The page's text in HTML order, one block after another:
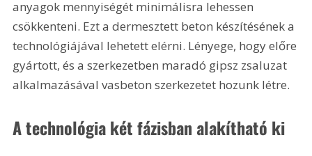
anyagok mennyiségét minimálisra lehessen
csökkenteni. Ezt a dermesztett beton készítésének a
technológiájával lehetett elérni. Lényege, hogy előre
gyártott, és a szerkezetben maradó gipsz zsaluzat
alkalmazásával vasbeton szerkezetet hozunk létre.
A technológia két fázisban alakítható ki